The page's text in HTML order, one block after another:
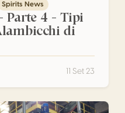
Spirits News
Parte 4 – Tipi
di
11 Set 23
Tipi di Distillazione –